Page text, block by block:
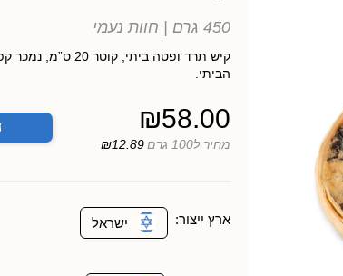
450 גרם | חוות נעמי
קיש תרד ופטה ביתי,
הביתי.
₪58.00
מחיר ל100 גרם ₪12.89
ארץ ייצור: ישראל